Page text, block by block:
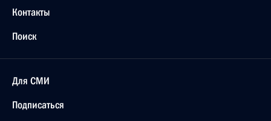
Контакты
Поиск
Для СМИ
Подписаться